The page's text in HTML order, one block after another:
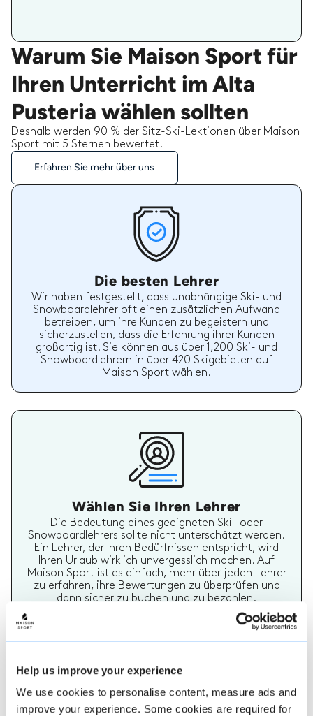
Help us improve your experience
We use cookies to personalise content, measure ads and
improve your experience. Some cookies are required for
Warum Sie Maison Sport für
Ihren Unterricht im Alta
Pusteria wählen sollten
Deshalb werden 90 % der Sitz-Ski-Lektionen über Maison
Sport mit 5 Sternen bewertet.
Erfahren Sie mehr über uns
Die besten Lehrer
Wir haben festgestellt, dass unabhängige Ski- und
Snowboardlehrer oft einen zusätzlichen Aufwand
betreiben, um ihre Kunden zu begeistern und
sicherzustellen, dass die Erfahrung ihrer Kunden
großartig ist. Sie können aus über 1,200 Ski- und
Snowboardlehrern in über 420 Skigebieten auf
Maison Sport wählen.
Wählen Sie Ihren Lehrer
Die Bedeutung eines geeigneten Ski- oder
Snowboardlehrers sollte nicht unterschätzt werden.
Ein Lehrer, der Ihren Bedürfnissen entspricht, wird
Ihren Urlaub wirklich unvergesslich machen. Auf
Maison Sport ist es einfach, mehr über jeden Lehrer
zu erfahren, ihre Bewertungen zu überprüfen und
dann sicher zu buchen und zu bezahlen.